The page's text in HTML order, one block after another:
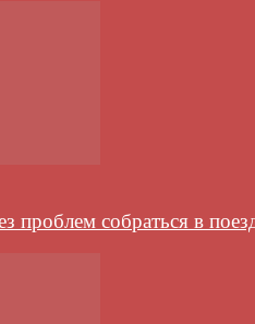
проблем собраться в